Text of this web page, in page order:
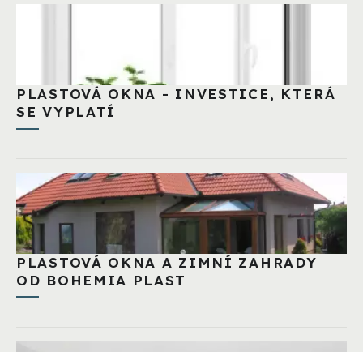
PLASTOVÁ OKNA - INVESTICE, KTERÁ
SE VYPLATÍ
PLASTOVÁ OKNA A ZIMNÍ ZAHRADY
OD BOHEMIA PLAST